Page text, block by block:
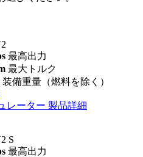
最高出力
最大トルク
装備重量（燃料を除く）
レーター 製品詳細
S
最高出力